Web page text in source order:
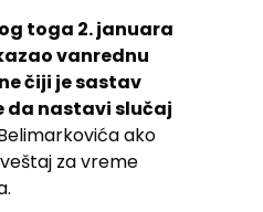
toga 2. januara
vanrednu
čiji je sastav
da nastavi slučaj
ako
za vreme